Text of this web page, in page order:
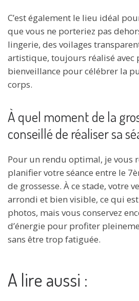
C’est également le lieu idéal
que vous ne porteriez pas
lingerie, des voilages
artistique, toujours réalisé avec
bienveillance pour célébrer la
corps.
À quel moment de la
conseillé de réaliser sa
Pour un rendu optimal, je vous
planifier votre séance entre le
de grossesse. À ce stade, votre
arrondi et bien visible, ce qui
photos, mais vous conservez
d’énergie pour profiter
sans être trop fatiguée.
A lire aussi :